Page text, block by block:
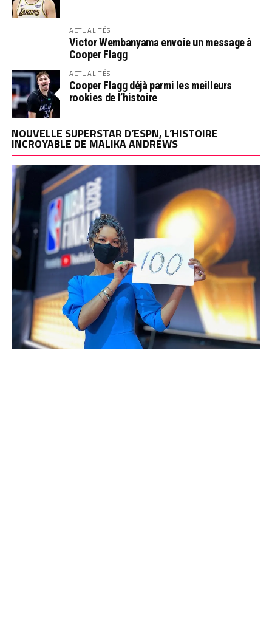
ACTUALITÉS
Victor Wembanyama envoie un message à
Cooper Flagg
ACTUALITÉS
Cooper Flagg déjà parmi les meilleurs
rookies de l’histoire
NOUVELLE SUPERSTAR D’ESPN, L’HISTOIRE
INCROYABLE DE MALIKA ANDREWS